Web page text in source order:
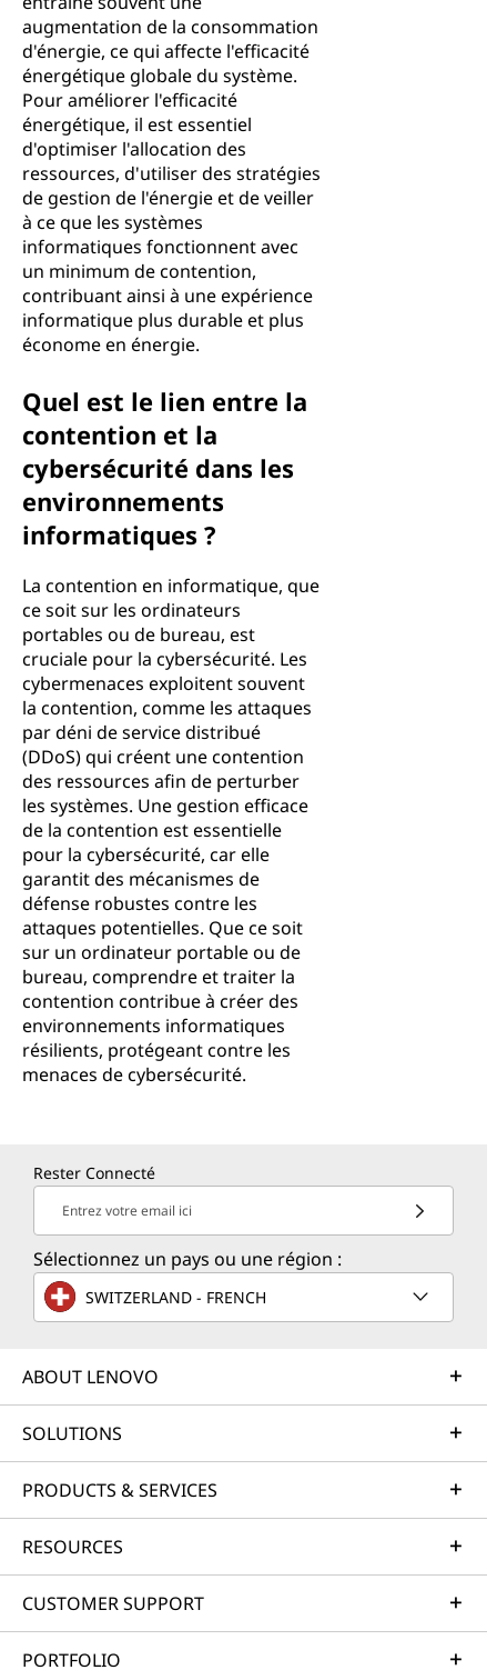
augmentation de la consommation
d'énergie, ce qui affecte l'efficacité
énergétique globale du système.
Pour améliorer l'efficacité
énergétique, il est essentiel
d'optimiser l'allocation des
ressources, d'utiliser des stratégies
de gestion de l'énergie et de veiller
à ce que les systèmes
informatiques fonctionnent avec
un minimum de contention,
contribuant ainsi à une expérience
informatique plus durable et plus
économe en énergie.
Quel est le lien entre la
contention et la
cybersécurité dans les
environnements
informatiques ?
La contention en informatique, que
ce soit sur les ordinateurs
portables ou de bureau, est
cruciale pour la cybersécurité. Les
cybermenaces exploitent souvent
la contention, comme les attaques
par déni de service distribué
(DDoS) qui créent une contention
des ressources afin de perturber
les systèmes. Une gestion efficace
de la contention est essentielle
pour la cybersécurité, car elle
garantit des mécanismes de
défense robustes contre les
attaques potentielles. Que ce soit
sur un ordinateur portable ou de
bureau, comprendre et traiter la
contention contribue à créer des
environnements informatiques
résilients, protégeant contre les
menaces de cybersécurité.
Rester Connecté
Entrez votre email ici
Sélectionnez un pays ou une région :
SWITZERLAND - FRENCH
ABOUT LENOVO
SOLUTIONS
PRODUCTS & SERVICES
RESOURCES
CUSTOMER SUPPORT
PORTFOLIO